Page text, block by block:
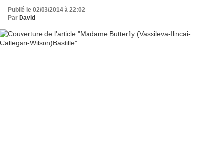
Publié le 02/03/2014 à 22:02
Par David